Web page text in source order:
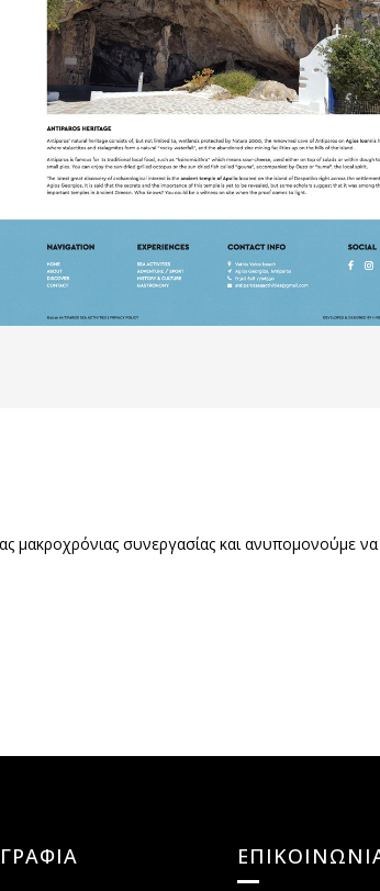
μακροχρόνιας συνεργασίας και ανυπομονούμε